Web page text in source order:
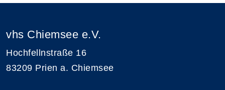
vhs Chiemsee e.V.
Hochfellnstraße 16
83209 Prien a. Chiemsee